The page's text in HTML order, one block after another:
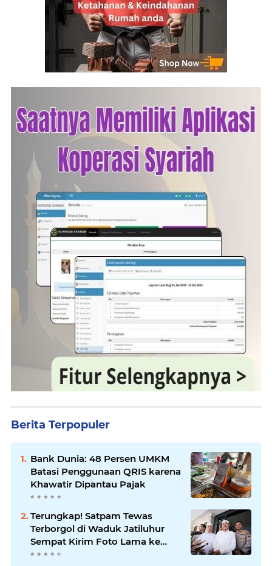
Berita Terpopuler
Bank Dunia: 48 Persen UMKM
Batasi Penggunaan QRIS karena
Khawatir Dipantau Pajak
Terungkap! Satpam Tewas
Terborgol di Waduk Jatiluhur
Sempat Kirim Foto Lama ke
Istri, Dedi Mulyadi Soroti